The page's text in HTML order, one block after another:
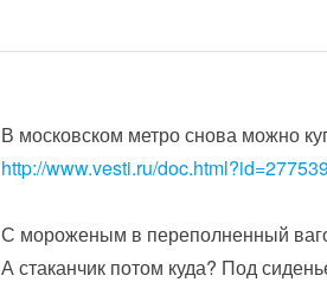
В московском метро снова можно
http://www.vesti.ru/
С мороженым в переполненный
А стаканчик потом куда? Под